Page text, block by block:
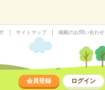
サイトマップ 掲載のお問い合わせ
会員登録 ログイン